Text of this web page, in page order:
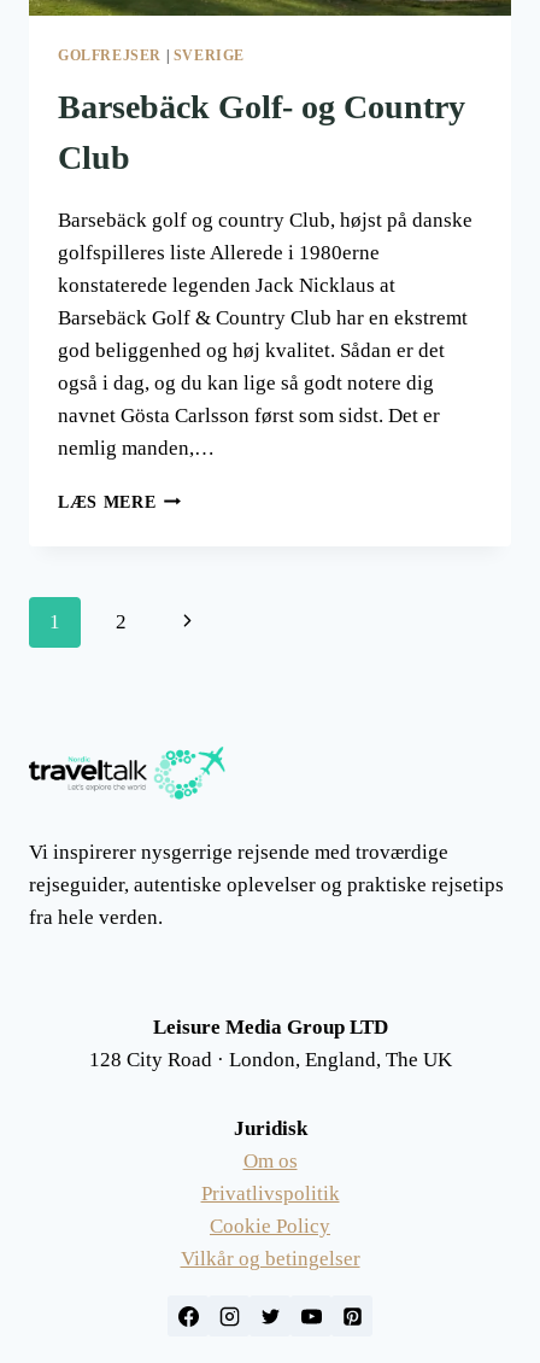
GOLFREJSER | SVERIGE
Barsebäck Golf- og Country
Club
Barsebäck golf og country Club, højst på danske
golfspilleres liste Allerede i 1980erne
konstaterede legenden Jack Nicklaus at
Barsebäck Golf & Country Club har en ekstremt
god beliggenhed og høj kvalitet. Sådan er det
også i dag, og du kan lige så godt notere dig
navnet Gösta Carlsson først som sidst. Det er
nemlig manden,…
LÆS MERE BARSEBÄCK
Side
1 2
Næste
Vi inspirerer nysgerrige rejsende med troværdige
rejseguider, autentiske oplevelser og praktiske rejsetips
fra hele verden.
Leisure Media Group LTD
128 City Road · London, England, The UK
Juridisk
Om os
Privatlivspolitik
Cookie Policy
Vilkår og betingelser